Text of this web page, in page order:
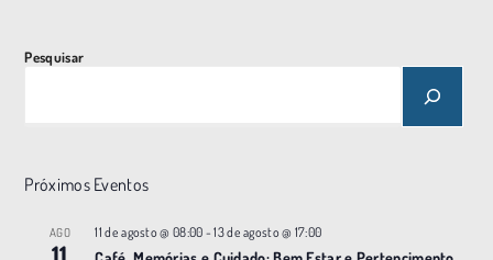
a
a
Pesquisar
Próximos Eventos
AGO 11 de agosto @ 08:00 -13 de agosto @ 17:00